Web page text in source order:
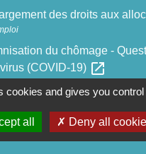
des droits aux
du chômage -
(COVID-19) open_in_new
Signaler une erreur
cookies and gives you
all
Deny all